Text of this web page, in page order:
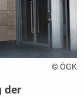
© ÖGK
der